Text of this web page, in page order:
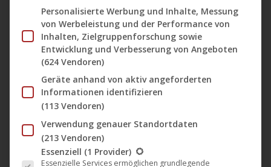
einfach – und Erwachsen sein schwer?
Rückenwind von vorn | Trailer (deutsch) ᴴᴰ
Personalisierte Werbung und Inhalte, Messung
von Werbeleistung und der Performance von
Inhalten, Zielgruppenforschung sowie
Entwicklung und Verbesserung von Angeboten
(624 Vendoren)
Geräte anhand von aktiv angeforderten
Informationen identifizieren
(113 Vendoren)
Verwendung genauer Standortdaten
(213 Vendoren)
Es folgt eine Liste der Service-Gruppen, für die eine
Essenziell (1 Provider)
Essenzielle Services ermöglichen grundlegende